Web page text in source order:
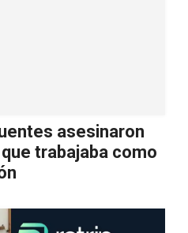
asesinaron
trabajaba como